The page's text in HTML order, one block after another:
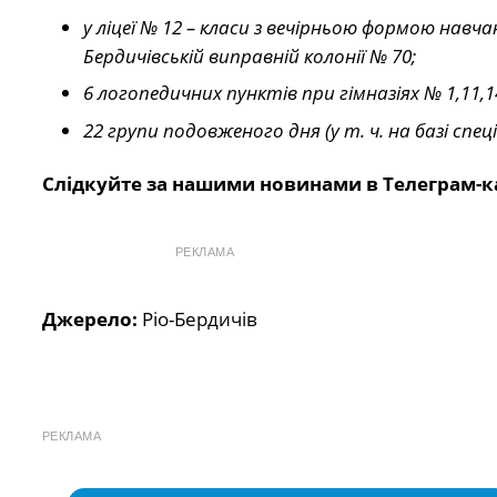
у ліцеї № 12 – класи з вечірньою формою
Бердичівській виправній колонії № 70;
6 логопедичних пунктів при гімназіях №
22 групи подовженого дня (у т. ч. на базі
Слідкуйте за нашими новинами в Телеграм-
РЕКЛАМА
Джерело: Ріо-Бердичів
РЕКЛАМА